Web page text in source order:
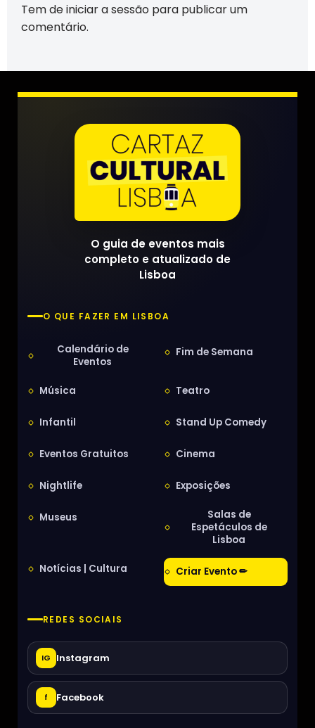
Tem deiniciar a sessão para publicar um
comentário.
O guia de eventos mais
completo e atualizado de
Lisboa
O QUE FAZER EM LISBOA
Calendário de
Eventos
Fim de Semana
Música Teatro
Infantil Stand Up Comedy
Eventos Gratuitos Cinema
Nightlife Exposições
Museus
Salas de
Espetáculos de
Lisboa
Notícias | Cultura Criar Evento ✏
REDES SOCIAIS
IG Instagram
f Facebook